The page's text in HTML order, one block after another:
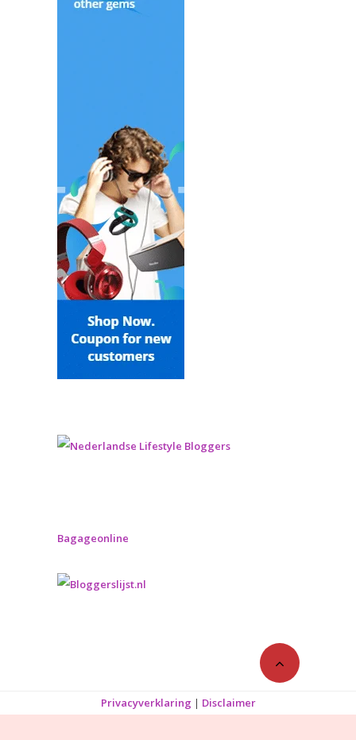
Bagageonline
Privacyverklaring | Disclaimer